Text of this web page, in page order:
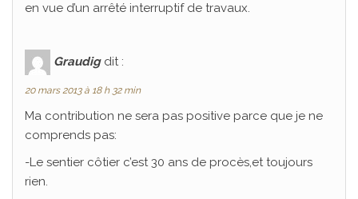
en vue d’un arrêté interruptif de travaux.
Graudig dit :
20 mars 2013 à 18 h 32 min
Ma contribution ne sera pas positive parce que je ne
comprends pas:
-Le sentier côtier c’est 30 ans de procès,et toujours
rien.